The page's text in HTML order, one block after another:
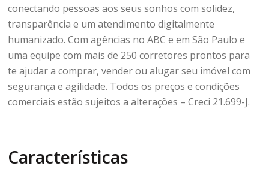
conectando pessoas aos seus sonhos com solidez,
transparência e um atendimento digitalmente
humanizado. Com agências no ABC e em São Paulo e
uma equipe com mais de 250 corretores prontos para
te ajudar a comprar, vender ou alugar seu imóvel com
segurança e agilidade. Todos os preços e condições
comerciais estão sujeitos a alterações – Creci 21.699-J.
Características